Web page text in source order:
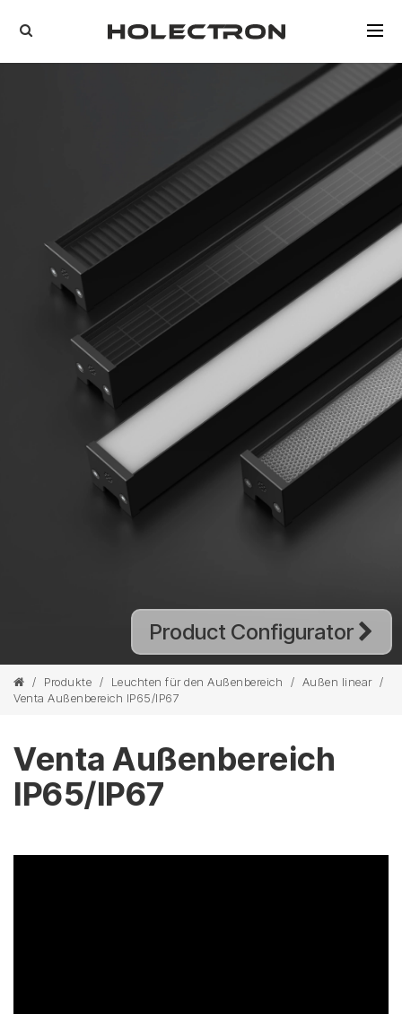
Product Configurator
/ Produkte / Leuchten für den Außenbereich / Außen linear /
Venta Außenbereich IP65/IP67
Venta Außenbereich
IP65/IP67